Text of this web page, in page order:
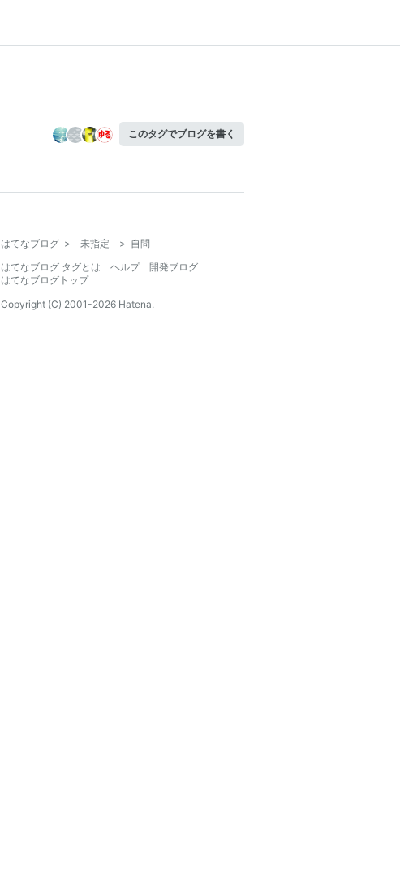
このタグでブログを書く
はてなブログ > 未指定 > 自問
はてなブログ タグとは
ヘルプ
開発ブログ
はてなブログトップ
Copyright (C) 2001-2026 Hatena.